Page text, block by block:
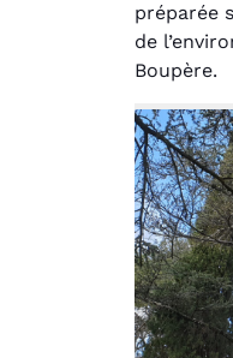
préparée
de
Boupère.